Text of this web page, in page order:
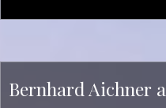
Bernhard Aichner